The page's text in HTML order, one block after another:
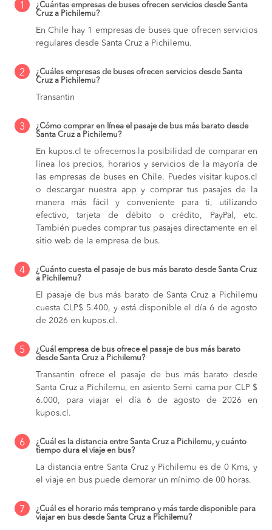
1
¿Cuántas empresas de buses ofrecen servicios desde Santa
Cruz a Pichilemu?
En Chile hay 1 empresas de buses que ofrecen servicios
regulares desde Santa Cruz a Pichilemu.
2
¿Cuáles empresas de buses ofrecen servicios desde Santa
Cruz a Pichilemu?
Transantin
3
¿Cómo comprar en línea el pasaje de bus más barato desde
Santa Cruz a Pichilemu?
En kupos.cl te ofrecemos la posibilidad de comparar en
línea los precios, horarios y servicios de la mayoría de
las empresas de buses en Chile. Puedes visitar kupos.cl
o descargar nuestra app y comprar tus pasajes de la
manera más fácil y conveniente para ti, utilizando
efectivo, tarjeta de débito o crédito, PayPal, etc.
También puedes comprar tus pasajes directamente en el
sitio web de la empresa de bus.
4
¿Cuánto cuesta el pasaje de bus más barato desde Santa Cruz
a Pichilemu?
El pasaje de bus más barato de Santa Cruz a Pichilemu
cuesta CLP$ 5.400, y está disponible el día 6 de agosto
de 2026 en kupos.cl.
5
¿Cuál empresa de bus ofrece el pasaje de bus más barato
desde Santa Cruz a Pichilemu?
Transantin ofrece el pasaje de bus más barato desde
Santa Cruz a Pichilemu, en asiento Semi cama por CLP $
6.000, para viajar el día 6 de agosto de 2026 en
kupos.cl.
6
¿Cuál es la distancia entre Santa Cruz a Pichilemu, y cuánto
tiempo dura el viaje en bus?
La distancia entre Santa Cruz y Pichilemu es de 0 Kms, y
el viaje en bus puede demorar un mínimo de 00 horas.
7
¿Cuál es el horario más temprano y más tarde disponible para
viajar en bus desde Santa Cruz a Pichilemu?